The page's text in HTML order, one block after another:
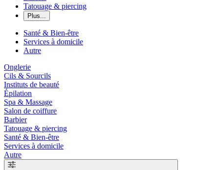
Tatouage & piercing
Plus...
Santé & Bien-être
Services à domicile
Autre
Onglerie
Cils & Sourcils
Instituts de beauté
Épilation
Spa & Massage
Salon de coiffure
Barbier
Tatouage & piercing
Santé & Bien-être
Services à domicile
Autre